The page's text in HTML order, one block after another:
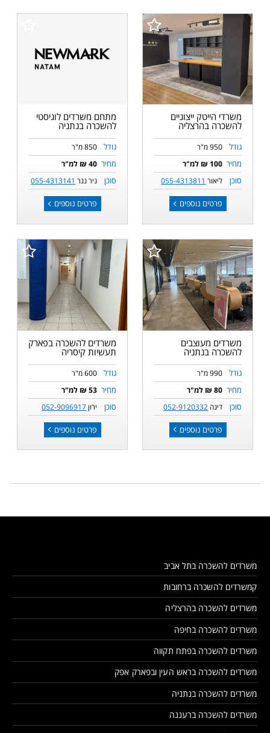
משרדי הייטק ייצוגיים
להשכרה בהרצליה
גודל 950 מ"ר
מחיר 100 ₪ למ"ר
סוכן ליאור 055-4313811
פרטים נוספים
מתחם משרדים לוגיסטי
להשכרה בנתניה
גודל 850 מ"ר
מחיר 40 ₪ למ"ר
סוכן ניר נגר 055-4313141
פרטים נוספים
משרדים מעוצבים
להשכרה בנתניה
גודל 990 מ"ר
מחיר 80 ₪ למ"ר
סוכן דינה 052-9120332
פרטים נוספים
משרדים להשכרה בפארק
תעשיות קיסריה
גודל 600 מ"ר
מחיר 53 ₪ למ"ר
סוכן ירון052-9096917
פרטים נוספים
משרדים להשכרה בתל אביב
קמשרדים להשכרה ברחובות
משרדים להשכרה בהרצליה
משרדים להשכרה בחיפה
משרדים להשכרה בפתח תקווה
משרדים להשכרה בראש העין ובפארק אפק
משרדים להשכרה בנתניה
משרדים להשכרה ברעננה